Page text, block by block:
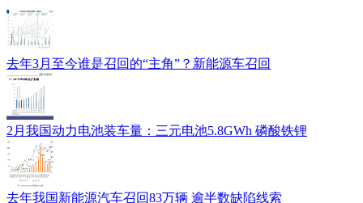
去年3月至今谁是召回的“主角”？新能源车召回
2月我国动力电池装车量：三元电池5.8GWh 磷酸铁锂
去年我国新能源汽车召回83万辆 逾半数缺陷线索